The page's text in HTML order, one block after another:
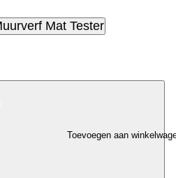
Mat Tester
Toevoegen aan